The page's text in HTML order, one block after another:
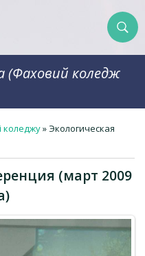
(Фаховий коледж
коледжу» Экологическая
(март 2009